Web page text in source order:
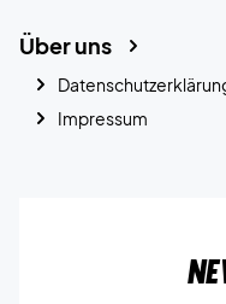
Über uns
Impressum